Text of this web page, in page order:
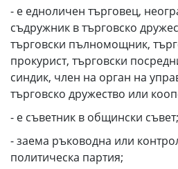
- е едноличен търговец,
съдружник в търговско
търговски пълномощник,
прокурист, търговски
синдик, член на орган на
търговско дружество или
- е съветник в общински съвет;
- заема ръководна или
политическа партия;